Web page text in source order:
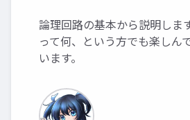
論理回路の基本から説明しま
って何、という方でも楽しん
います。